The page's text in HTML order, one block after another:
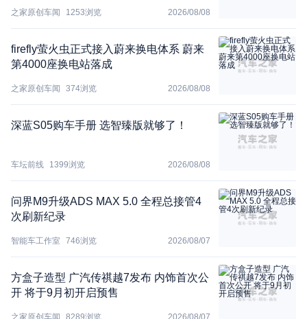
之家原创车闻 1253浏览 2026/08/08
firefly萤火虫正式接入蔚来换电体系 蔚来
第4000座换电站落成
之家原创车闻 374浏览 2026/08/08
深蓝S05购车手册 选智臻版就够了！
车坛前线 1399浏览 2026/08/08
问界M9升级ADS MAX 5.0 全程总接管4
次刷新纪录
智能车工作室 746浏览 2026/08/07
方盒子造型 广汽传祺越7发布 内饰首次公
开 将于9月初开启预售
之家原创车闻 8289浏览 2026/08/07